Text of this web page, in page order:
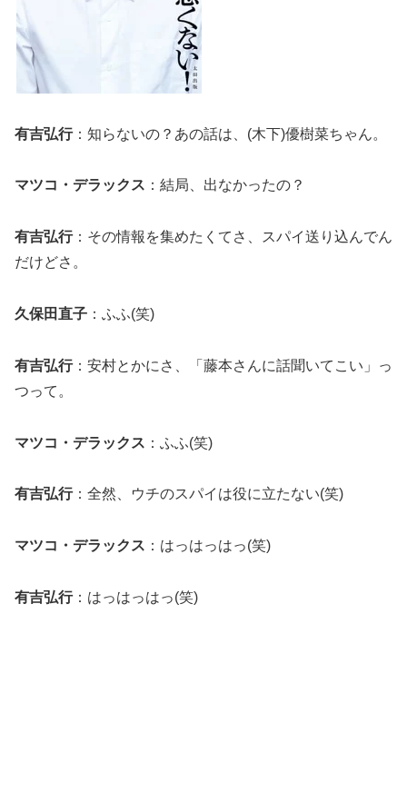
有吉弘行：知らないの？あの話は、(木下)優樹菜ちゃん。
マツコ・デラックス ：結局、出なかったの？
有吉弘行：その情報を集めたくてさ、スパイ送り込んでん
だけどさ。
久保田直子 ：ふふ(笑)
有吉弘行：安村とかにさ、「藤本さんに話聞いてこい」っ
つって。
マツコ・デラックス ：ふふ(笑)
有吉弘行：全然、ウチのスパイは役に立たない(笑)
マツコ・デラックス ：はっはっはっ(笑)
有吉弘行：はっはっはっ(笑)